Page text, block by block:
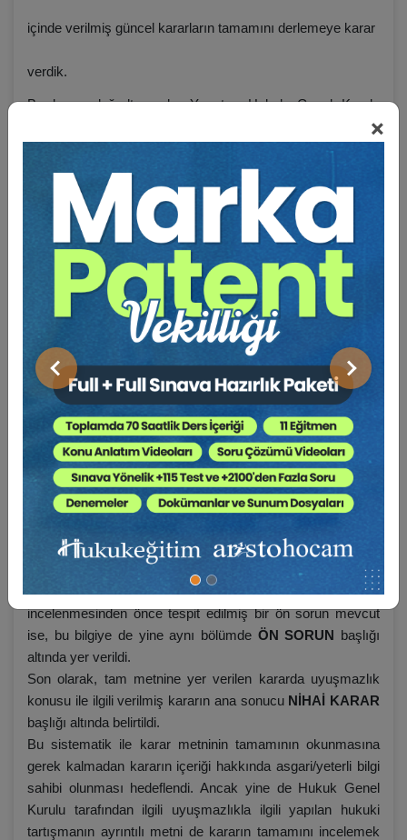
×
Önceki Sonraki
içinde verilmiş güncel kararların tamamını derlemeye karar
verdik.
Bu karar doğrultusunda; Yargıtay Hukuk Genel Kurulu
tarafından 2020 yılı içerisinde verilmiş toplam 1058 karar
incelenerek bu kararlar, öncelikle hukuk alanlarına göre
kategorize edildi. İşbu kitap, incelenen 1058 karar içinde
Aile Hukukuna ilişkin açıklamaların yer aldığı toplam 68
karar tespit edilerek oluşturuldu. Ancak bir kısım kararların
içerikleri ve konuya ilişkin olarak yapılan hukuki
açıklamaların benzerlikleri/aynılığı dikkate alınarak, bu tür
kararlardan sadece bir tanesinin tam metni kitaba alınıp,
benzer içerikteki diğer karar künyelerine dipnot olarak yer
verildi.
Karar metinleri kitaba yerleştirilirken şöyle bir şematize
yöntemi uygulandı:
Öncelikle kararın künye bilgilerine yer verildi ve kararın
içeriği dikkate alınarak anahtar kelimeler belirlendi. Her
karar metninin başında yer alan gri tablo bu bilgileri
içermektedir.
Akabinde,SAFAHATbölümü eklenerek, yargılamanın
Daha sonra, kararın ilişkin olduğu hukuki sorun
Hukuk Genel Kurulu tarafından uyuşmazlığın
incelenmesinden önce tespit edilmiş bir ön sorun mevcut
ise, bu bilgiye de yine aynı bölümde ÖN SORUN
başlığı
altında yer verildi.
Son olarak, tam metnine yer verilen kararda uyuşmazlık
konusu ile ilgili verilmiş kararın ana sonucu NİHAİ KARAR
başlığı altında belirtildi.
Bu sistematik ile karar metninin tamamının okunmasına
gerek kalmadan kararın içeriği hakkında asgari/yeterli bilgi
sahibi olunması hedeflendi. Ancak yine de Hukuk Genel
Kurulu tarafından ilgili uyuşmazlıkla ilgili yapılan hukuki
tartışmanın ayrıntılı metni de kararın tamamını incelemek